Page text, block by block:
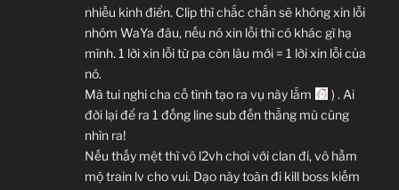
nhiều kinh điển. Clip thì chắc chắn sẽ không xin lỗi
nhóm WaYa đâu, nếu nó xin lỗi thì có khác gì hạ
mình. 1 lời xin lỗi từ pa còn lâu mới = 1 lời xin lỗi của
nó.
Mà tui nghi cha cố tình tạo ra vụ này lắm
) . Ai
đời lại để ra 1 đống line sub đến thằng mù cũng
nhìn ra!
Nếu thấy mệt thì vô l2vh chơi với clan đi, vô hầm
mộ train lv cho vui. Dạo này toàn đi kill boss kiếm